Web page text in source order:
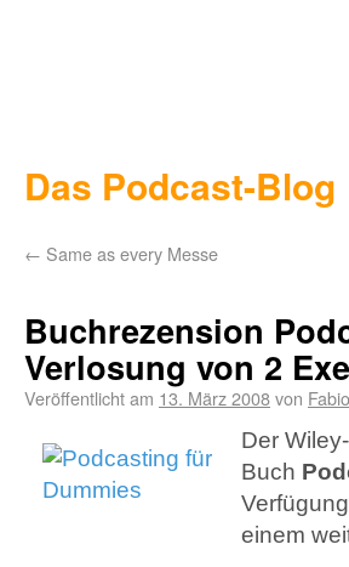
Das Podcast-Blog
← Same as every Messe
Buchrezension
Verlosung von 2
Veröffentlicht am 13. März 2008von
Der
Buch
einem